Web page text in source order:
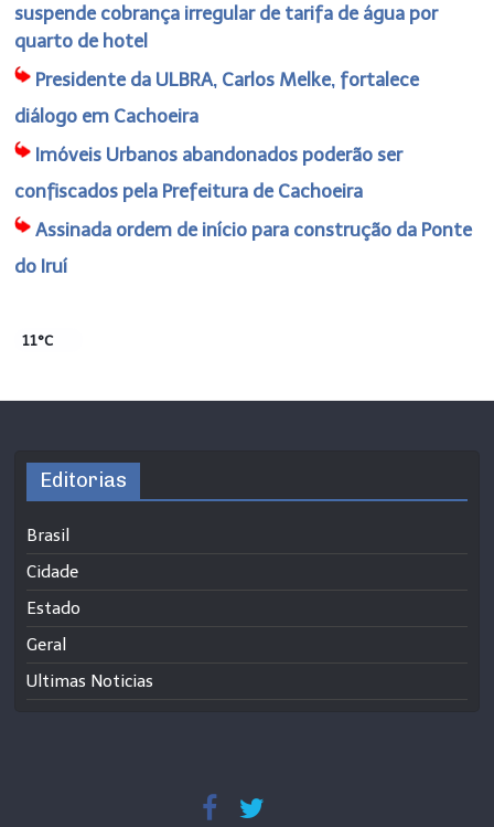
suspende cobrança irregular de tarifa de água por
quarto de hotel
Presidente da ULBRA, Carlos Melke, fortalece
diálogo em Cachoeira
Imóveis Urbanos abandonados poderão ser
confiscados pela Prefeitura de Cachoeira
Assinada ordem de início para construção da Ponte
do Iruí
11°C
Editorias
Brasil
Cidade
Estado
Geral
Ultimas Noticias